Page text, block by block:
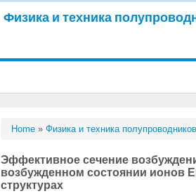
Физика и техника
Home »Физика и техника полупроводников
Эффективное сечение
возбужденном состоянии ионов
структурах